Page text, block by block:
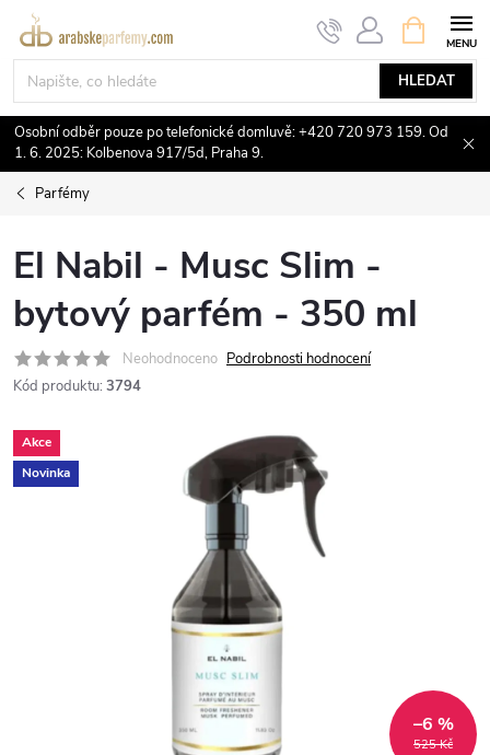
Přejít
obsah
HLEDAT
NÁKUPNÍ
KOŠÍK
Osobní odběr pouze po telefonické domluvě: +420 720 973 159. Od
1. 6. 2025: Kolbenova 917/5d, Praha 9.
Parfémy
El Nabil - Musc Slim -
bytový parfém - 350 ml
Neohodnoceno Podrobnosti hodnocení
Kód produktu: 3794
Akce
Novinka
525 Kč
–6 %